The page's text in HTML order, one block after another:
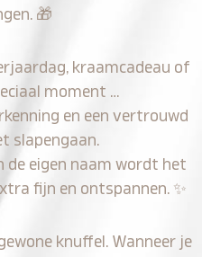
🎁
kraamcadeau of
moment …
en een vertrouwd
slapengaan.
eigen naam wordt het
fijn en ontspannen. ✨
knuffel. Wanneer je